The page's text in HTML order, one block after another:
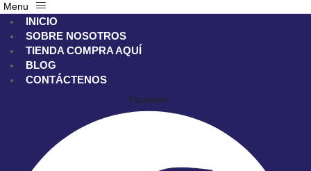
Menu
INICIO
SOBRE NOSOTROS
TIENDA COMPRA AQUÍ
BLOG
CONTÁCTENOS
Facebook